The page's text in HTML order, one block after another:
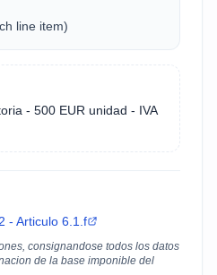
line item)
- 500 EUR unidad - IVA
- Articulo 6.1.f
consignandose todos los datos
de la base imponible del